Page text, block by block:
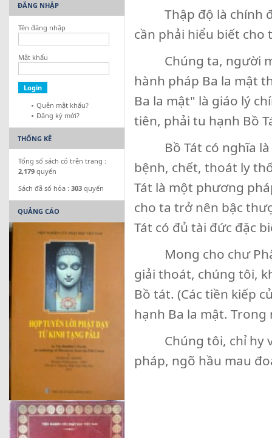
Thập độ là chính
cần phải hiểu biết
Chúng ta, người
hành pháp Ba la mật
Ba la mật" là giáo lý
tiên, phải tu hạnh Bồ
Bồ Tát có nghĩa là
bệnh, chết, thoát ly
Tát là một phương
cho ta trở nên bậc
Tát có đủ tài đức đặc
Mong cho chư Phật
giải thoát, chúng tôi,
Bồ tát. (Các tiền kiếp
hạnh Ba la mật.
Chúng tôi, chỉ hy
pháp, ngõ hầu mau
ĐĂNG NHẬP
Tên đăng nhập
Mật khẩu
Quên mật khẩu?
Đăng ký mới?
THỐNG KÊ
Tổng số sách có trên trang :
2,179 quyển
Sách đã số hóa : 303 quyển
QUẢNG CÁO